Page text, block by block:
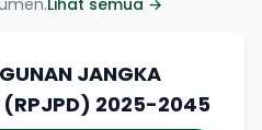
JANGKA
(RPJPD) 2025-2045